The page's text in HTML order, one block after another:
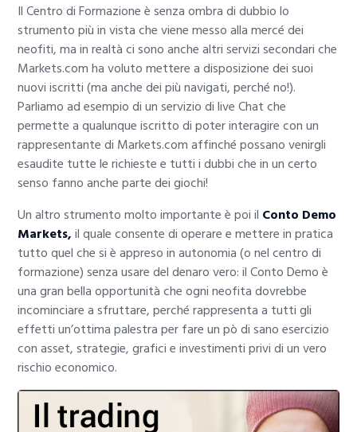
Il Centro di Formazione è senza ombra di dubbio lo
strumento più in vista che viene messo alla mercé dei
neofiti, ma in realtà ci sono anche altri servizi secondari che
Markets.com ha voluto mettere a disposizione dei suoi
nuovi iscritti (ma anche dei più navigati, perché no!).
Parliamo ad esempio di un servizio di live Chat che
permette a qualunque iscritto di poter interagire con un
rappresentante di Markets.com affinché possano venirgli
esaudite tutte le richieste e tutti i dubbi che in un certo
senso fanno anche parte dei giochi!
Un altro strumento molto importante è poi il Conto Demo
Markets,il quale consente di operare e mettere in pratica
tutto quel che si è appreso in autonomia (o nel centro di
formazione) senza usare del denaro vero: il Conto Demo è
una gran bella opportunità che ogni neofita dovrebbe
incominciare a sfruttare, perché rappresenta a tutti gli
effetti un’ottima palestra per fare un pò di sano esercizio
con asset, strategie, grafici e investimenti privi di un vero
rischio economico.